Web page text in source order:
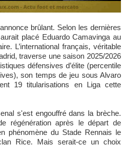
placé Eduardo Camavinga au
L’international français, véritable
traverse une saison 2025/2026
défensives d’élite (percentile
son temps de jeu sous Alvaro
19 titularisations en Liga cette
s'est engouffré dans la brèche.
régénération après le départ de
phénomène du Stade Rennais le
Rice. Mais serait-ce un choix